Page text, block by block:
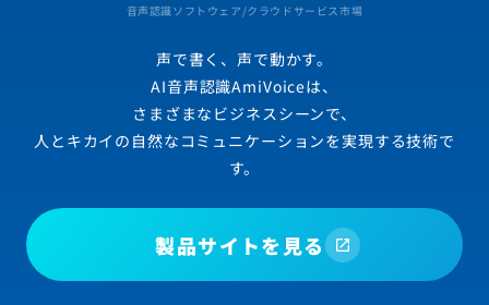
音声認識ソフトウェア/クラウドサービス市場
声で書く、声で動かす。
AI音声認識AmiVoiceは、
さまざまなビジネスシーンで、
人とキカイの自然なコミュニケーションを実現する技術で
す。
製品サイトを見る